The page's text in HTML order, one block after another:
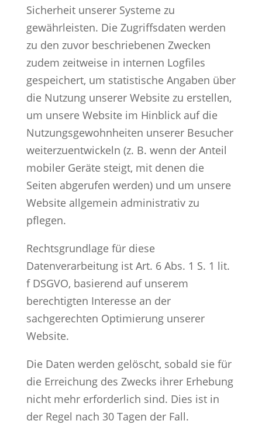
Sicherheit unserer Systeme zu
gewährleisten. Die Zugriffsdaten werden
zu den zuvor beschriebenen Zwecken
zudem zeitweise in internen Logfiles
gespeichert, um statistische Angaben über
die Nutzung unserer Website zu erstellen,
um unsere Website im Hinblick auf die
Nutzungsgewohnheiten unserer Besucher
weiterzuentwickeln (z. B. wenn der Anteil
mobiler Geräte steigt, mit denen die
Seiten abgerufen werden) und um unsere
Website allgemein administrativ zu
pflegen.
Rechtsgrundlage für diese
Datenverarbeitung ist Art. 6 Abs. 1 S. 1 lit.
f DSGVO, basierend auf unserem
berechtigten Interesse an der
sachgerechten Optimierung unserer
Website.
Die Daten werden gelöscht, sobald sie für
die Erreichung des Zwecks ihrer Erhebung
nicht mehr erforderlich sind. Dies ist in
der Regel nach 30 Tagen der Fall.